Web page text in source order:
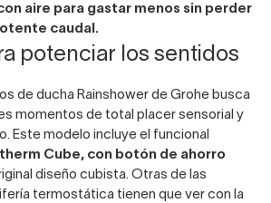
aire para gastar menos sin perder
caudal.
potenciar los sentidos
de ducha Rainshower de Grohe busca
momentos de total placer sensorial y
Este modelo incluye el funcional
Cube, con botón de ahorro
diseño cubista. Otras de las
termostática tienen que ver con la